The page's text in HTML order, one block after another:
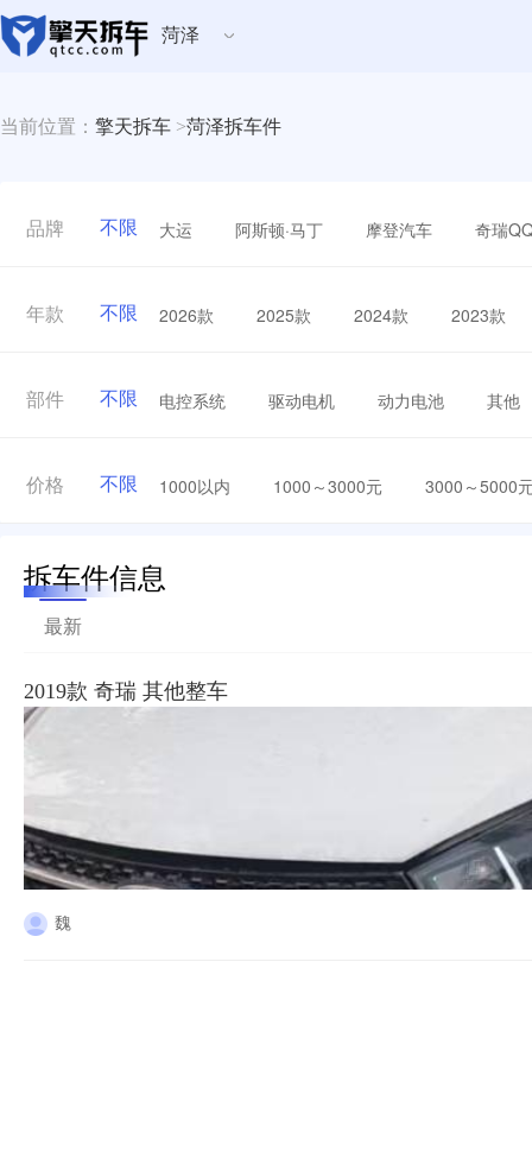
菏泽
当前位置： 擎天拆车 >菏泽拆车件
品牌 不限 大运 阿斯顿·马丁 摩登汽车 奇瑞
年款 不限 2026款 2025款 2024款 2023款
部件 不限 电控系统 驱动电机 动力电池 其他
价格 不限 1000以内 1000～3000元 3000～5000
拆车件信息
最新
2019款 奇瑞 其他整车
魏